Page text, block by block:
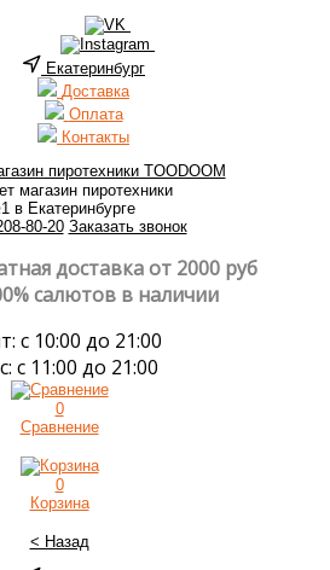
Екатеринбург
Доставка
Оплата
Контакты
магазин пиротехники
в Екатеринбурге
80-20 Заказать звонок
доставка от 2000 руб
салютов в наличии
с 10:00 до 21:00
с 11:00 до 21:00
0
Сравнение
0
Корзина
< Назад